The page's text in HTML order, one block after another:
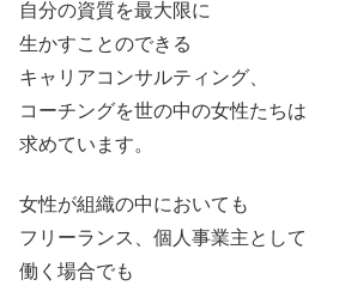
自分の資質を最大限に
生かすことのできる
キャリアコンサルティング、
コーチングを世の中の女性たちは
求めています。
女性が組織の中においても
フリーランス、個人事業主として
働く場合でも